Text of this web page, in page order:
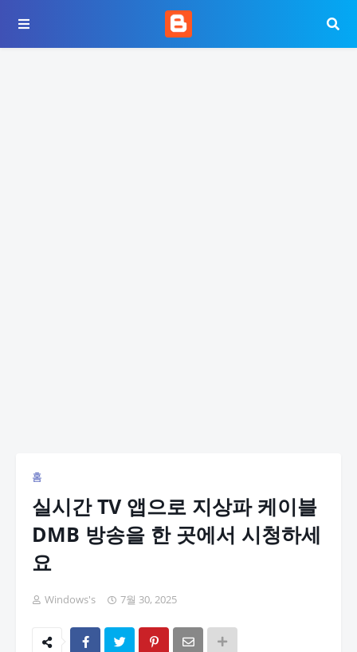
홈
실시간 TV 앱으로 지상파 케이블
DMB 방송을 한 곳에서 시청하세
요
Windows's 7월 30, 2025